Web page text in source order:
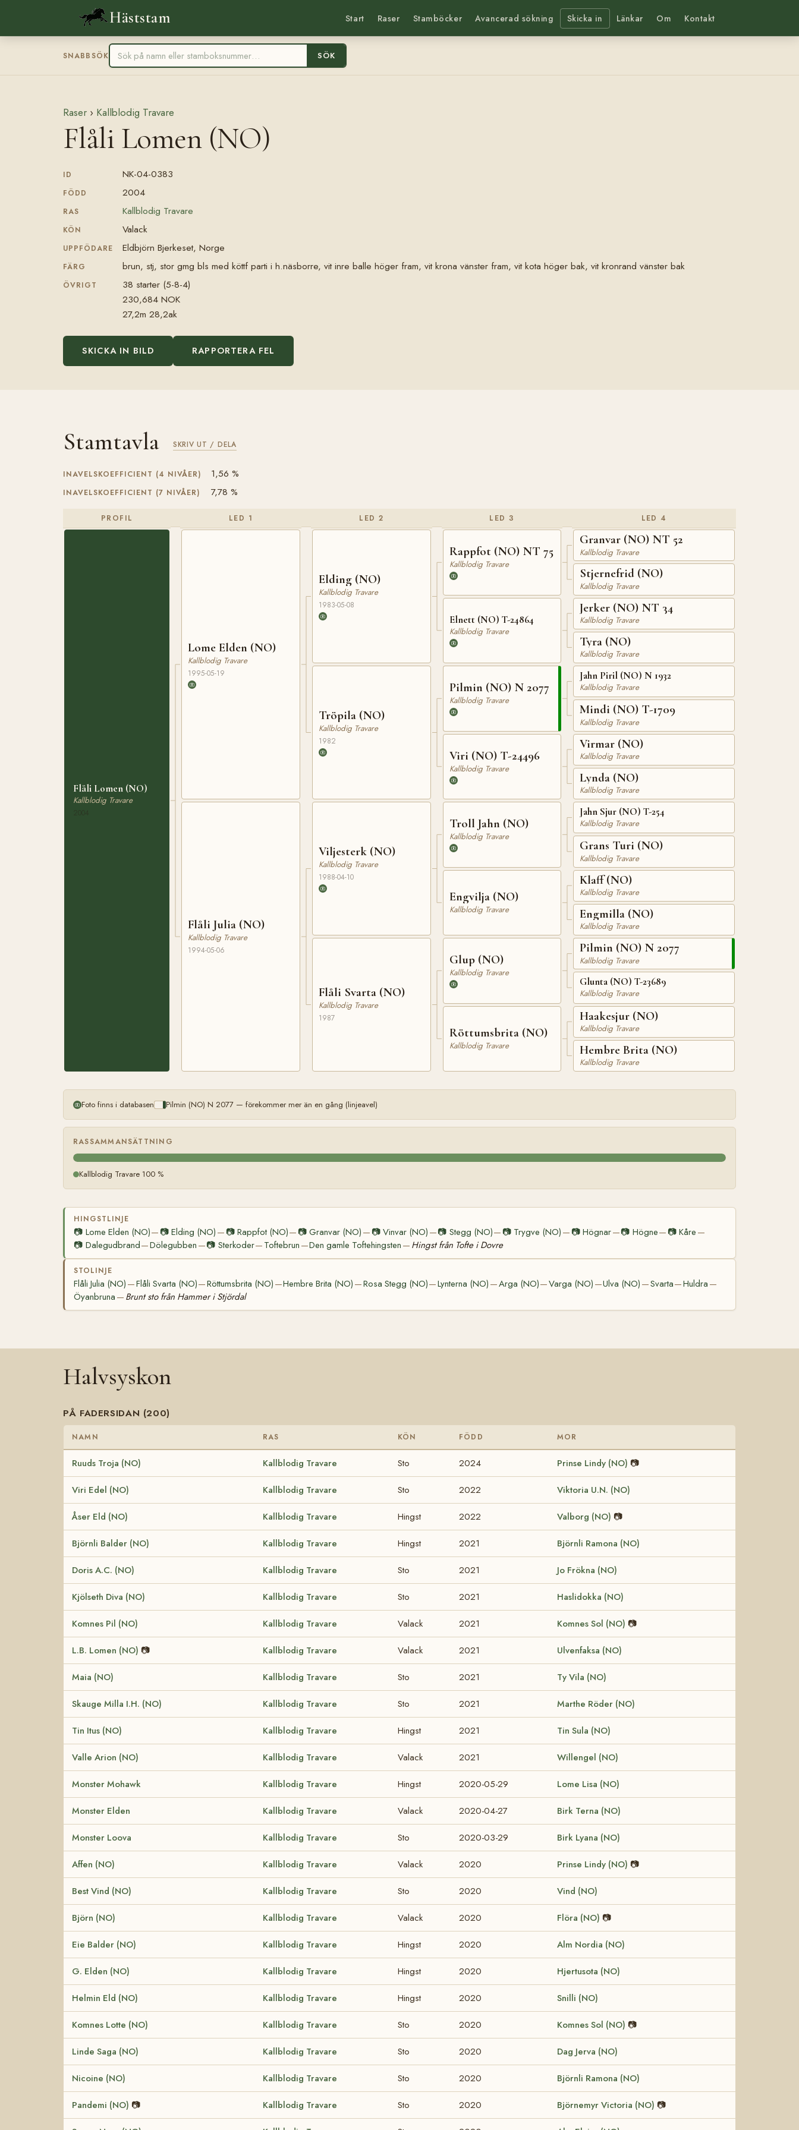
Häststam Start Raser Stamböcker Avancerad sökning Skicka in Länkar Om Kontakt
SNABBSÖK SÖK
Raser › Kallblodig Travare
Flåli Lomen (NO)
ID NK-04-0383
FÖDD 2004
RAS Kallblodig Travare
KÖN Valack
UPPFÖDARE Eldbjörn Bjerkeset, Norge
FÄRG brun, stj, stor gmg bls med köttf parti i h.näsborre, vit inre balle höger fram, vit krona vänster fram, vit kota höger bak, vit kronrand vänster bak
ÖVRIGT
38 starter (5-8-4)
230,684 NOK
27,2m 28,2ak
SKICKA IN BILD RAPPORTERA FEL
Stamtavla SKRIV UT / DELA
INAVELSKOEFFICIENT (4 NIVÅER) 1,56 %
INAVELSKOEFFICIENT (7 NIVÅER) 7,78 %
PROFIL
Flåli Lomen (NO)
Kallblodig Travare
LED 1
Lome Elden (NO)
Kallblodig Travare
1995-05-19
Flåli Julia (NO)
Kallblodig Travare
1994-05-06
LED 2
Elding (NO)
Kallblodig Travare
1983-05-08
Tröpila (NO)
Kallblodig Travare
1982
Viljesterk (NO)
Kallblodig Travare
1988-04-10
Flåli Svarta (NO)
Kallblodig Travare
1987
LED 3
Rappfot (NO) NT 75
Kallblodig Travare
Elnett (NO) T-24864
Kallblodig Travare
Pilmin (NO) N 2077
Kallblodig Travare
Viri (NO) T-24496
Kallblodig Travare
Troll Jahn (NO)
Kallblodig Travare
Engvilja (NO)
Kallblodig Travare
Glup (NO)
Kallblodig Travare
Röttumsbrita (NO)
Kallblodig Travare
LED 4
Granvar (NO) NT 52
Kallblodig Travare
Stjernefrid (NO)
Kallblodig Travare
Jerker (NO) NT 34
Kallblodig Travare
Tyra (NO)
Kallblodig Travare
Jahn Piril (NO) N 1932
Kallblodig Travare
Mindi (NO) T-1709
Kallblodig Travare
Virmar (NO)
Kallblodig Travare
Lynda (NO)
Kallblodig Travare
Jahn Sjur (NO) T-254
Kallblodig Travare
Grans Turi (NO)
Kallblodig Travare
Klaff (NO)
Kallblodig Travare
Engmilla (NO)
Kallblodig Travare
Pilmin (NO) N 2077
Kallblodig Travare
Glunta (NO) T-23689
Kallblodig Travare
Haakesjur (NO)
Kallblodig Travare
Hembre Brita (NO)
Kallblodig Travare
Foto finns i databasen Pilmin (NO) N 2077 — förekommer mer än en gång (linjeavel)
RASSAMMANSÄTTNING
Kallblodig Travare 100 %
HINGSTLINJE
📷 Lome Elden (NO)— 📷Elding (NO) — 📷 Rappfot (NO)— 📷 Granvar (NO) — 📷Vinvar (NO) —📷 Stegg (NO)— 📷 Trygve (NO) — 📷Högnar—📷 Högne— 📷Kåre —
📷 Dalegudbrand—Dölegubben —📷 Sterkoder— Toftebrun —Den gamle Toftehingsten — Hingst från Tofte i Dovre
STOLINJE
Flåli Julia (NO) —Flåli Svarta (NO)—Röttumsbrita (NO) —Hembre Brita (NO) —Rosa Stegg (NO)—Lynterna (NO) —Arga (NO)—Varga (NO) —Ulva (NO) —Svarta—Huldra —
Öyanbruna — Brunt sto från Hammer i Stjördal
Halvsyskon
PÅ FADERSIDAN (200)
NAMN RAS KÖN FÖDD MOR
Ruuds Troja (NO) Kallblodig Travare Sto 2024 Prinse Lindy (NO) 📷
Viri Edel (NO) Kallblodig Travare Sto 2022 Viktoria U.N. (NO)
Åser Eld (NO) Kallblodig Travare Hingst 2022 Valborg (NO) 📷
Björnli Balder (NO) Kallblodig Travare Hingst 2021 Björnli Ramona (NO)
Doris A.C. (NO) Kallblodig Travare Sto 2021 Jo Frökna (NO)
Kjölseth Diva (NO) Kallblodig Travare Sto 2021 Haslidokka (NO)
Komnes Pil (NO) Kallblodig Travare Valack 2021 Komnes Sol (NO) 📷
L.B. Lomen (NO) 📷 Kallblodig Travare Valack 2021 Ulvenfaksa (NO)
Maia (NO) Kallblodig Travare Sto 2021 Ty Vila (NO)
Skauge Milla I.H. (NO) Kallblodig Travare Sto 2021 Marthe Röder (NO)
Tin Itus (NO) Kallblodig Travare Hingst 2021 Tin Sula (NO)
Valle Arion (NO) Kallblodig Travare Valack 2021 Willengel (NO)
Monster Mohawk Kallblodig Travare Hingst 2020-05-29 Lome Lisa (NO)
Monster Elden Kallblodig Travare Valack 2020-04-27 Birk Terna (NO)
Monster Loova Kallblodig Travare Sto 2020-03-29 Birk Lyana (NO)
Affen (NO) Kallblodig Travare Valack 2020 Prinse Lindy (NO) 📷
Best Vind (NO) Kallblodig Travare Sto 2020 Vind (NO)
Björn (NO) Kallblodig Travare Valack 2020 Flöra (NO) 📷
Eie Balder (NO) Kallblodig Travare Hingst 2020 Alm Nordia (NO)
G. Elden (NO) Kallblodig Travare Hingst 2020 Hjertusota (NO)
Helmin Eld (NO) Kallblodig Travare Hingst 2020 Snilli (NO)
Komnes Lotte (NO) Kallblodig Travare Sto 2020 Komnes Sol (NO) 📷
Linde Saga (NO) Kallblodig Travare Sto 2020 Dag Jerva (NO)
Nicoine (NO) Kallblodig Travare Sto 2020 Björnli Ramona (NO)
Pandemi (NO) 📷 Kallblodig Travare Sto 2020 Björnemyr Victoria (NO) 📷